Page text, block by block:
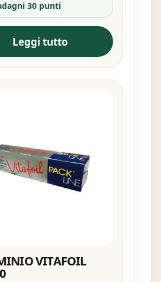
30 punti
Leggi tutto
VITAFOIL